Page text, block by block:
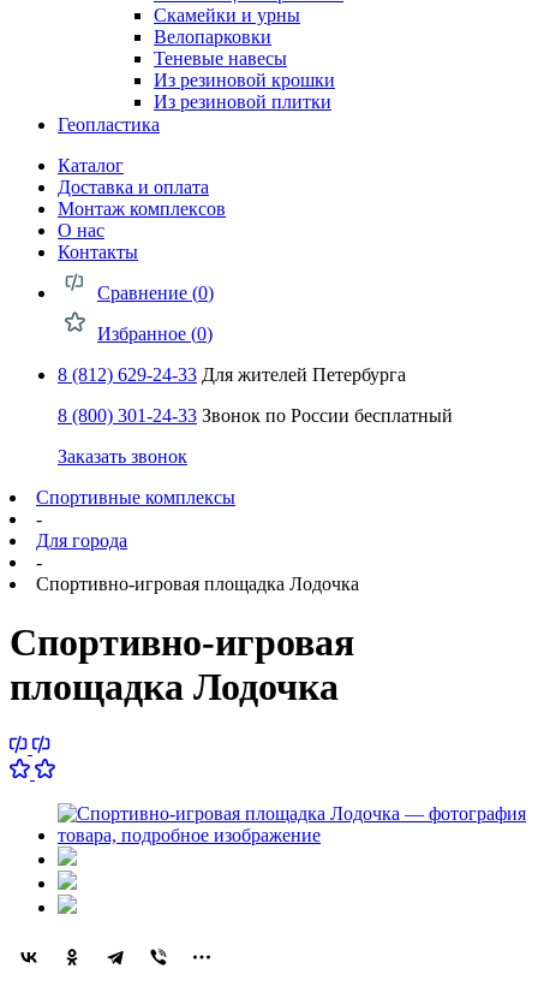
Скамейки и урны
Велопарковки
Теневые навесы
Из резиновой крошки
Из резиновой плитки
Геопластика
Каталог
Доставка и оплата
Монтаж комплексов
О нас
Контакты
Сравнение (0)
Избранное (0)
8 (812) 629-24-33 Для жителей Петербурга
8 (800) 301-24-33 Звонок по России бесплатный
Заказать звонок
Спортивные комплексы
-
Для города
-
Спортивно-игровая площадка Лодочка
Спортивно-игровая
площадка Лодочка